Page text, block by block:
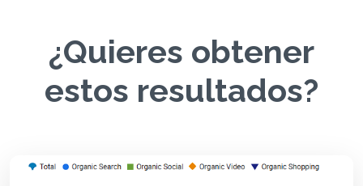
¿Quieres obtener
estos resultados?